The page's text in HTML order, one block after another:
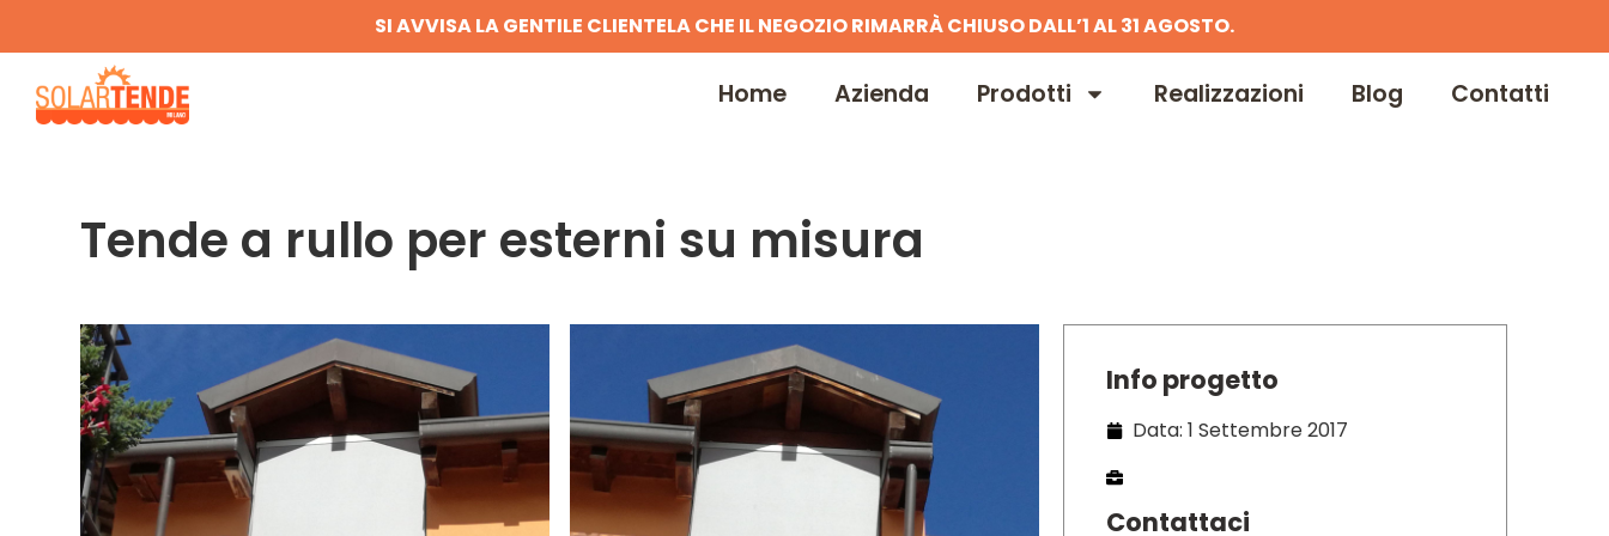
SI AVVISA LA GENTILE CLIENTELA CHE IL NEGOZIO RIMARRÀ CHIUSO DALL’1 AL 31 AGOSTO.
Home Azienda Prodotti Realizzazioni Blog Contatti
Tende a rullo per esterni su misura
Info progetto
Data: 1 Settembre 2017
Contattaci